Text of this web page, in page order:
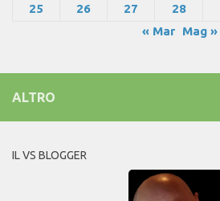
25
26 27 28
« Mar Mag »
ALTRO
IL VS BLOGGER